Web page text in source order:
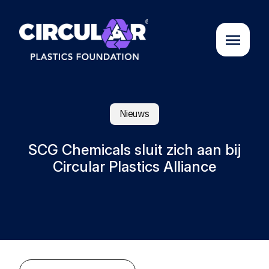
Circular Plastics Academy
Nieuws
SCG Chemicals sluit zich aan bij
Circular Plastics Alliance